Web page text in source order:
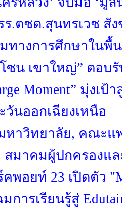
ร.ตชด.สุนทรเวช สั
ทางการศึกษาในพื้
โซน เขาใหญ่” ตอบ
Moment” มุ่งเป้
นออกเฉียงเหนือ
หาวิทยาลัย, คณะแ
มาคมผู้ปกครองแล
คพอยท์ 23 เปิดตัว
การเรียนรู้สู่